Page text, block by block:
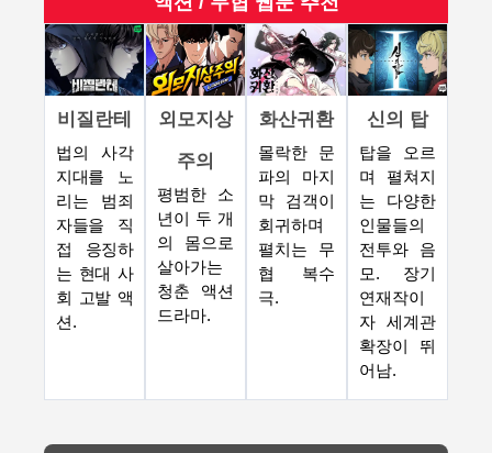
비질란테
법의 사각
지대를 노
리는 범죄
자들을 직
접 응징하
는 현대 사
회 고발 액
션.
외모지상
주의
평범한 소
년이 두 개
의 몸으로
살아가는
청춘 액션
드라마.
화산귀환
몰락한 문
파의 마지
막 검객이
회귀하며
펼치는 무
협 복수
극.
신의 탑
탑을 오르
며 펼쳐지
는 다양한
인물들의
전투와 음
모. 장기
연재작이
자 세계관
확장이 뛰
어남.